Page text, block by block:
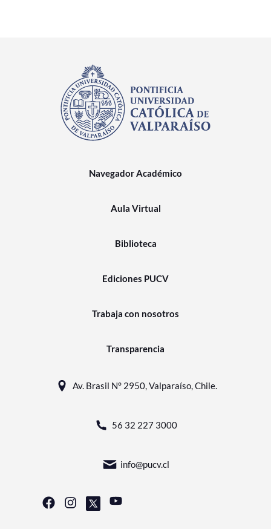
Navegador Académico
Aula Virtual
Biblioteca
Ediciones PUCV
Trabaja con nosotros
Transparencia
Av. Brasil N° 2950, Valparaíso, Chile.
56 32 227 3000
info@pucv.cl